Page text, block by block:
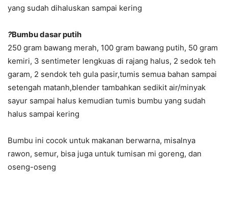
yang sudah dihaluskan sampai kering
?Bumbu dasar putih
250 gram bawang merah, 100 gram bawang putih, 50 gram
kemiri, 3 sentimeter lengkuas di rajang halus, 2 sedok teh
garam, 2 sendok teh gula pasir,tumis semua bahan sampai
setengah matanh,blender tambahkan sedikit air/minyak
sayur sampai halus kemudian tumis bumbu yang sudah
halus sampai kering
Bumbu ini cocok untuk makanan berwarna, misalnya
rawon, semur, bisa juga untuk tumisan mi goreng, dan
oseng-oseng